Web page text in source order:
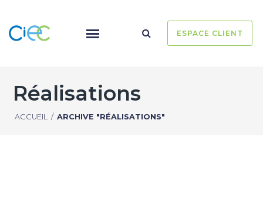
ESPACE CLIENT
Réalisations
ACCUEIL / ARCHIVE "RÉALISATIONS"